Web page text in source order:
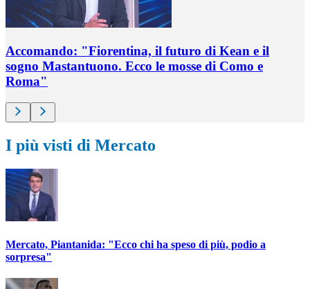
Accomando: "Fiorentina, il futuro di Kean e il
sogno Mastantuono. Ecco le mosse di Como e
Roma"
I più visti di Mercato
Mercato, Piantanida: "Ecco chi ha speso di più, podio a
sorpresa"